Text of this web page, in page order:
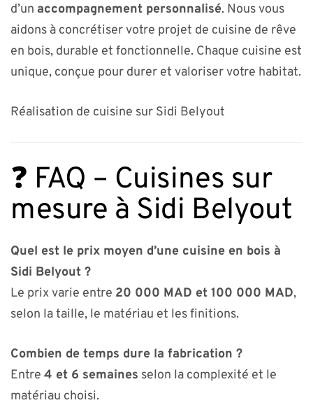
d’un accompagnement personnalisé. Nous vous
aidons à concrétiser votre projet de cuisine de rêve
en bois, durable et fonctionnelle. Chaque cuisine est
unique, conçue pour durer et valoriser votre habitat.
Réalisation de cuisine sur Sidi Belyout
❓ FAQ – Cuisines sur
mesure à Sidi Belyout
Quel est le prix moyen d’une cuisine en bois à
Sidi Belyout ?
Le prix varie entre 20 000 MAD et 100 000 MAD,
selon la taille, le matériau et les finitions.
Combien de temps dure la fabrication ?
Entre 4 et 6 semaines selon la complexité et le
matériau choisi.